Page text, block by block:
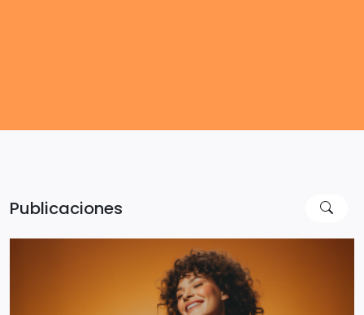
Publicaciones